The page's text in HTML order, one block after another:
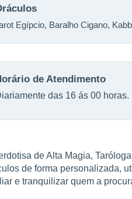
Egípcio, Baralho Cigano,
de Atendimento
das 16 ás 00 horas.
de Alta Magia,
de forma personalizada,
e tranquilizar quem a